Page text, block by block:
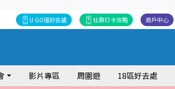
商戶中心
社群打卡攻略
U GO搵好去處
影片專區 周圍遊 18區好去處